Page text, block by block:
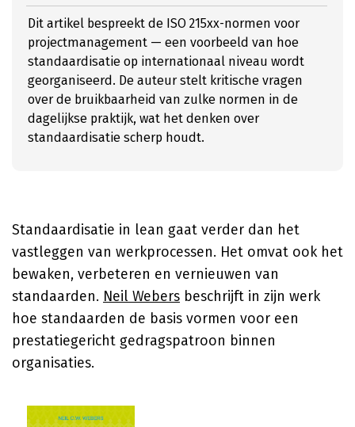
Dit artikel bespreekt de ISO 215xx-normen voor
projectmanagement — een voorbeeld van hoe
standaardisatie op internationaal niveau wordt
georganiseerd. De auteur stelt kritische vragen
over de bruikbaarheid van zulke normen in de
dagelijkse praktijk, wat het denken over
standaardisatie scherp houdt.
Standaardisatie in lean gaat verder dan het
vastleggen van werkprocessen. Het omvat ook het
bewaken, verbeteren en vernieuwen van
standaarden. Neil Webers beschrijft in zijn werk
hoe standaarden de basis vormen voor een
prestatiegericht gedragspatroon binnen
organisaties.